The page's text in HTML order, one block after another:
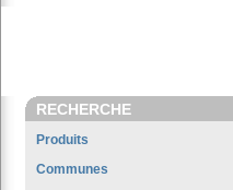
RECHERCHE
Produits
Communes